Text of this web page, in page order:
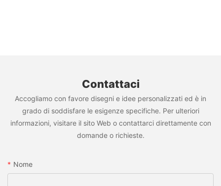
Contattaci
Accogliamo con favore disegni e idee personalizzati ed è in
grado di soddisfare le esigenze specifiche. Per ulteriori
informazioni, visitare il sito Web o contattarci direttamente con
domande o richieste.
Nome